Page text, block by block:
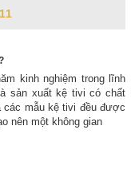
kinh nghiệm trong lĩnh
sản xuất kệ tivi có chất
các mẫu kệ tivi đều được
nên một không gian